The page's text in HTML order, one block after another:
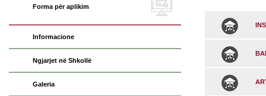
Forma për aplikim
Informacione
Ngjarjet në Shkollë
Galeria